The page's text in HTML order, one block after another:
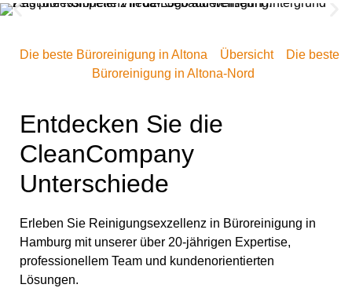
Die beste Büroreinigung in Altona Übersicht
Die beste
Büroreinigung in Altona-Nord
Entdecken Sie die
CleanCompany
Unterschiede
Erleben Sie Reinigungsexzellenz in Büroreinigung in
Hamburg mit unserer über 20-jährigen Expertise,
professionellem Team und kundenorientierten
Lösungen.